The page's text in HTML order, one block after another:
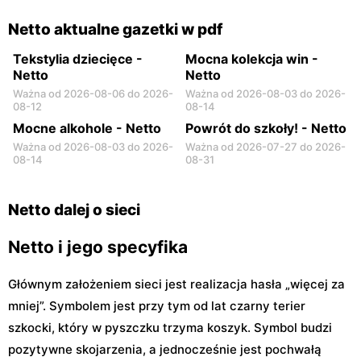
6
14
Netto aktualne gazetki w pdf
Tekstylia dziecięce -
Netto
Ważna od 2026-08-06 do 2026-
08-12
Mocna kolekcja win -
Netto
Ważna od 2026-08-03 do 2026-
08-14
Mocne alkohole - Netto
Ważna od 2026-08-03 do 2026-
08-14
Powrót do szkoły! - Netto
Ważna od 2026-07-27 do 2026-
08-31
Netto dalej o sieci
Netto i jego specyfika
Głównym założeniem sieci jest realizacja hasła „więcej za
mniej”. Symbolem jest przy tym od lat czarny terier
szkocki, który w pyszczku trzyma koszyk. Symbol budzi
pozytywne skojarzenia, a jednocześnie jest pochwałą